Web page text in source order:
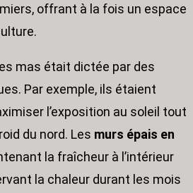
offrant à la fois un espace
mas était dictée par des
Par exemple, ils étaient
l’exposition au soleil tout
du nord. Les murs épais en
la fraîcheur à l’intérieur
la chaleur durant les mois